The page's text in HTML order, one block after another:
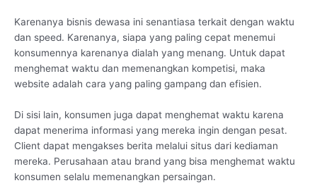
Karenanya bisnis dewasa ini senantiasa terkait dengan waktu
dan speed. Karenanya, siapa yang paling cepat menemui
konsumennya karenanya dialah yang menang. Untuk dapat
menghemat waktu dan memenangkan kompetisi, maka
website adalah cara yang paling gampang dan efisien.
Di sisi lain, konsumen juga dapat menghemat waktu karena
dapat menerima informasi yang mereka ingin dengan pesat.
Client dapat mengakses berita melalui situs dari kediaman
mereka. Perusahaan atau brand yang bisa menghemat waktu
konsumen selalu memenangkan persaingan.